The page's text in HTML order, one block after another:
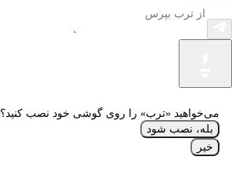
می‌خواهید «ترب» را روی گوشی خود نصب کنید؟
بله، نصب شود
خیر